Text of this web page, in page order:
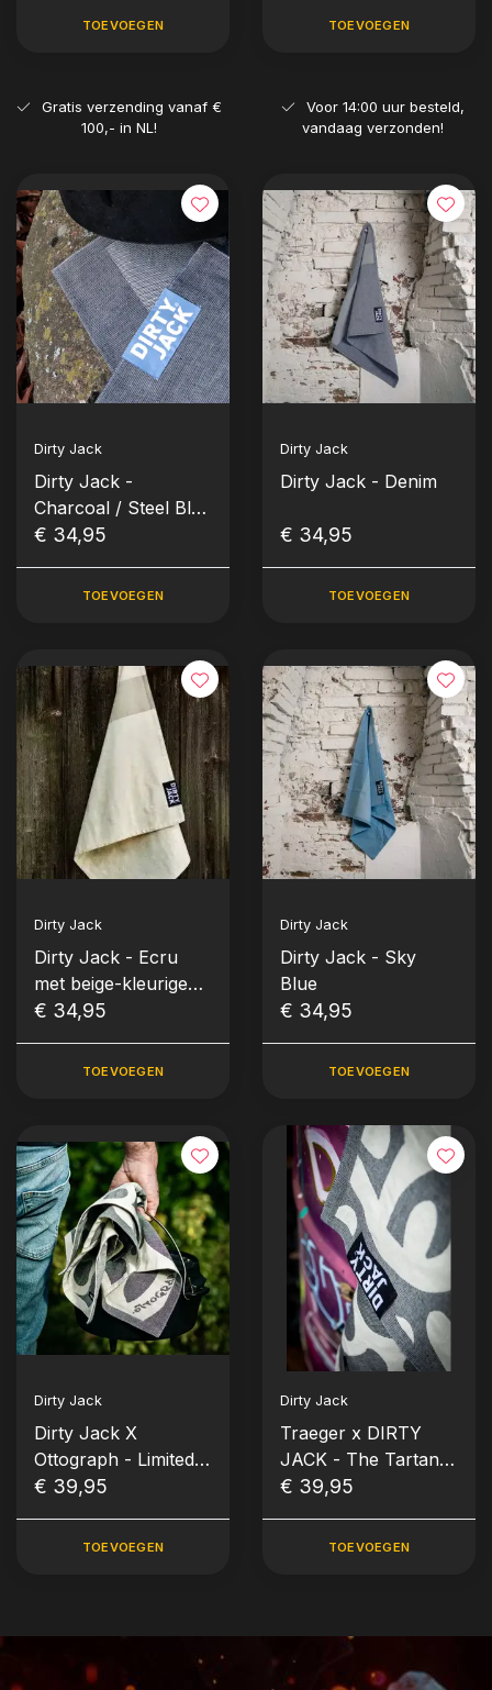
TOEVOEGEN TOEVOEGEN
Gratis verzending vanaf €
100,- in NL!
Voor 14:00 uur besteld,
vandaag verzonden!
Dirty Jack
Dirty Jack -
Charcoal / Steel Blue
Label
€ 34,95
TOEVOEGEN
Dirty Jack
Dirty Jack - Denim
€ 34,95
TOEVOEGEN
Dirty Jack
Dirty Jack - Ecru
met beige-kleurige
baan
€ 34,95
TOEVOEGEN
Dirty Jack
Dirty Jack - Sky
Blue
€ 34,95
TOEVOEGEN
Dirty Jack
Dirty Jack X
Ottograph - Limited
Edition Kookdoek
€ 39,95
TOEVOEGEN
Dirty Jack
Traeger x DIRTY
JACK - The Tartan
(Kookdoek Limited
€ 39,95
TOEVOEGEN